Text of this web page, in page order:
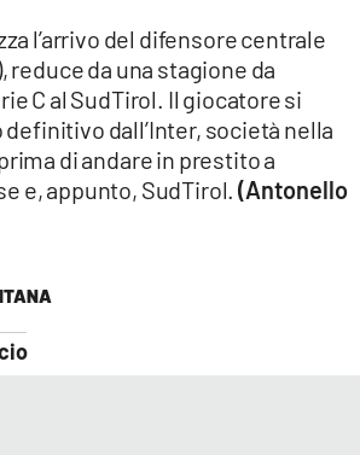
l’arrivo del difensore centrale
reduce da una stagione da
C al SudTirol. Il giocatore si
dall’Inter, società nella
di andare in prestito a
e, appunto, SudTirol.(Antonello